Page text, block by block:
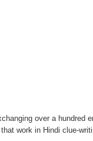
over a hundred
work in Hindi clue-